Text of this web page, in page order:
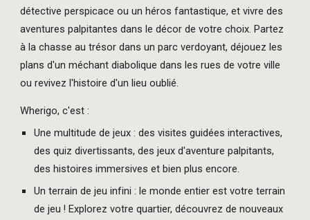
détective perspicace ou un héros fantastique, et vivre des
aventures palpitantes dans le décor de votre choix. Partez
à la chasse au trésor dans un parc verdoyant, déjouez les
plans d'un méchant diabolique dans les rues de votre ville
ou revivez l'histoire d'un lieu oublié.
Wherigo, c'est :
Une multitude de jeux : des visites guidées interactives,
des quiz divertissants, des jeux d'aventure palpitants,
des histoires immersives et bien plus encore.
Un terrain de jeu infini : le monde entier est votre terrain
de jeu ! Explorez votre quartier, découvrez de nouveaux